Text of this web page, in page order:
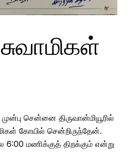
சென்னை திருவான்மியூரில்
கோயில் சென்றிருந்தேன்.
6:00 மணிக்குத் திறக்கும் என்று